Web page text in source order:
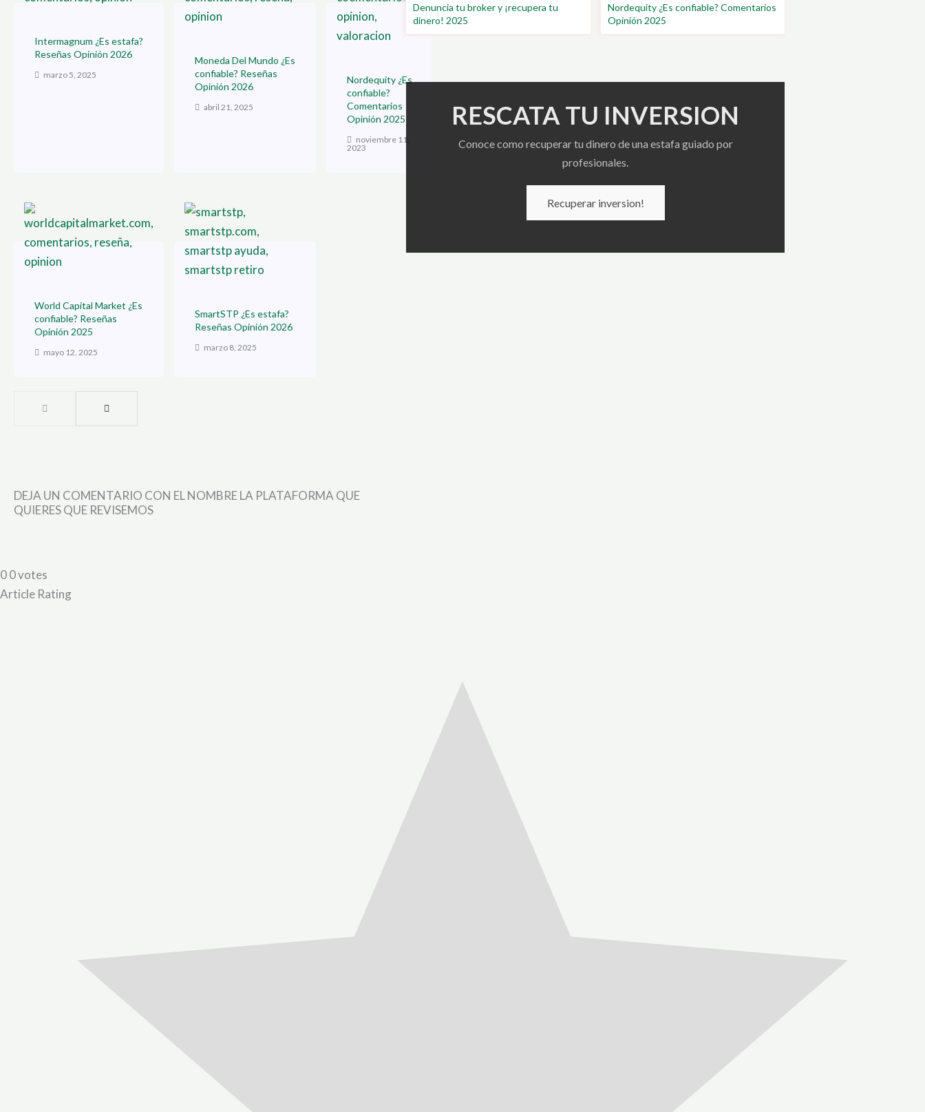
Intermagnum ¿Es estafa?
Reseñas Opinión 2026
marzo 5, 2025
Moneda Del Mundo ¿Es
confiable? Reseñas
Opinión 2026
abril 21, 2025
Nordequity ¿Es
confiable?
Comentarios
Opinión 2025
noviembre 11,
2023
World Capital Market ¿Es
confiable? Reseñas
Opinión 2025
mayo 12, 2025
SmartSTP ¿Es estafa?
Reseñas Opinión 2026
marzo 8, 2025
Denuncia tu broker y ¡recupera tu
dinero! 2025
Nordequity ¿Es confiable? Comentarios
Opinión 2025
RESCATA TU INVERSION
Conoce como recuperar tu dinero de una estafa guiado por
profesionales.
Recuperar inversion!
DEJA UN COMENTARIO CON EL NOMBRE LA PLATAFORMA QUE
QUIERES QUE REVISEMOS
00votes
Article Rating